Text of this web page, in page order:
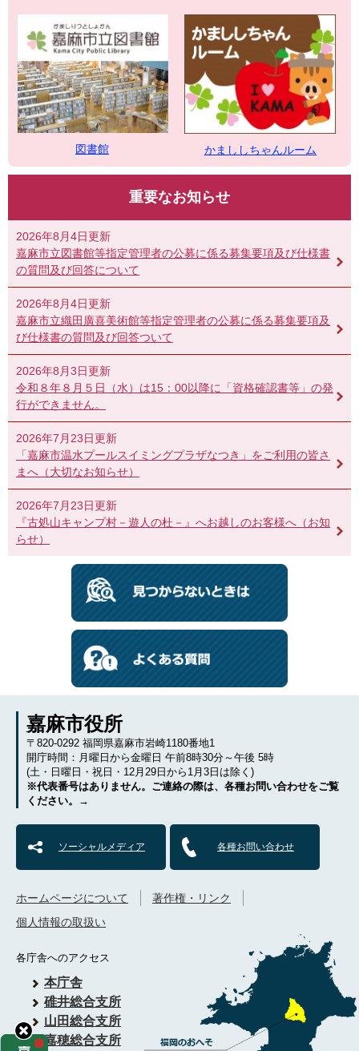
図書館 かまししちゃんルーム
重要なお知らせ
2026年8月4日更新
嘉麻市立図書館等指定管理者の公募に係る募集要項及び仕様書
の質問及び回答について
2026年8月4日更新
嘉麻市立織田廣喜美術館等指定管理者の公募に係る募集要項及
び仕様書の質問及び回答ついて
2026年8月3日更新
令和８年８月５日（水）は15：00以降に「資格確認書等」の発
行ができません。
2026年7月23日更新
「嘉麻市温水プールスイミングプラザなつき」をご利用の皆さ
まへ（大切なお知らせ）
2026年7月23日更新
『古処山キャンプ村－遊人の杜－』へお越しのお客様へ（お知
らせ）
嘉麻市役所
〒820-0292 福岡県嘉麻市岩崎1180番地1
開庁時間：月曜日から金曜日 午前8時30分～午後 5時
(土・日曜日・祝日・12月29日から1月3日は除く)
※代表番号はありません。ご連絡の際は、各種お問い合わせをご覧
ください。→
ソーシャルメディア 各種お問い合わせ
各庁舎へのアクセス
本庁舎
碓井総合支所
山田総合支所
嘉穂総合支所
ホームページについて
著作権・リンク
個人情報の取扱い